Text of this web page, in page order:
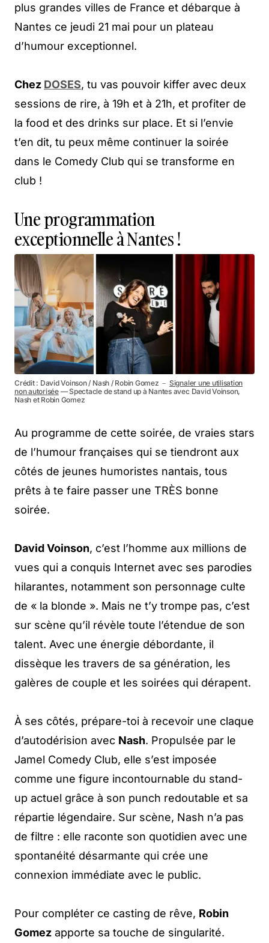
plus grandes villes de France et débarque à
Nantes ce jeudi 21 mai pour un plateau
d’humour exceptionnel.
Chez DOSES, tu vas pouvoir kiffer avec deux
sessions de rire, à 19h et à 21h, et profiter de
la food et des drinks sur place. Et si l’envie
t’en dit, tu peux même continuer la soirée
dans le Comedy Club qui se transforme en
club !
Une programmation
exceptionnelle à Nantes !
Crédit : David Voinson / Nash / Robin Gomez － Signaler une utilisation
non autorisée— Spectacle de stand up à Nantes avec David Voinson,
Nash et Robin Gomez
Au programme de cette soirée, de vraies stars
de l’humour françaises qui se tiendront aux
côtés de jeunes humoristes nantais, tous
prêts à te faire passer une TRÈS bonne
soirée.
David Voinson, c’est l’homme aux millions de
vues qui a conquis Internet avec ses parodies
hilarantes, notamment son personnage culte
de « la blonde ». Mais ne t’y trompe pas, c’est
sur scène qu’il révèle toute l’étendue de son
talent. Avec une énergie débordante, il
dissèque les travers de sa génération, les
galères de couple et les soirées qui dérapent.
À ses côtés, prépare-toi à recevoir une claque
d’autodérision avec Nash. Propulsée par le
Jamel Comedy Club, elle s’est imposée
comme une figure incontournable du stand-
up actuel grâce à son punch redoutable et sa
répartie légendaire. Sur scène, Nash n’a pas
de filtre : elle raconte son quotidien avec une
spontanéité désarmante qui crée une
connexion immédiate avec le public.
Pour compléter ce casting de rêve, Robin
Gomez apporte sa touche de singularité.